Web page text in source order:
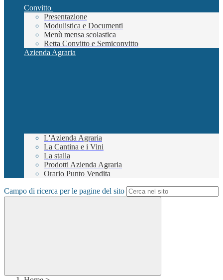
Convitto
Presentazione
Modulistica e Documenti
Menù mensa scolastica
Retta Convitto e Semiconvitto
Azienda Agraria
L'Azienda Agraria
La Cantina e i Vini
La stalla
Prodotti Azienda Agraria
Orario Punto Vendita
Campo di ricerca per le pagine del sito